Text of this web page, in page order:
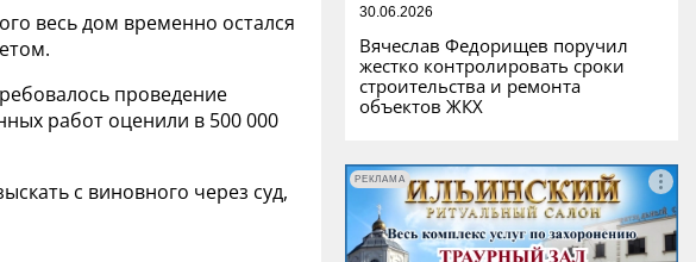
весь дом временно остался
проведение
работ оценили в 500 000
с виновного через суд,
30.06.2026
Вячеслав Федорищев поручил
жестко контролировать сроки
строительства и ремонта
объектов ЖКХ
РЕКЛАМА